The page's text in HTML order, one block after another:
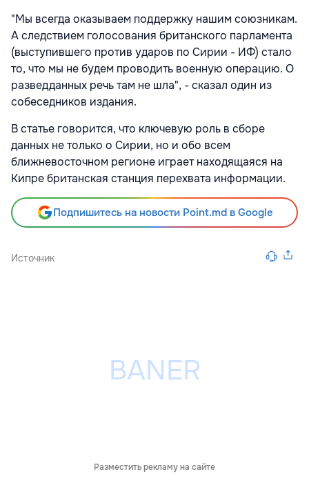
"Мы всегда оказываем поддержку нашим союзникам.
А следствием голосования британского парламента
(выступившего против ударов по Сирии - ИФ) стало
то, что мы не будем проводить военную операцию. О
разведданных речь там не шла", - сказал один из
собеседников издания.
В статье говорится, что ключевую роль в сборе
данных не только о Сирии, но и обо всем
ближневосточном регионе играет находящаяся на
Кипре британская станция перехвата информации.
Подпишитесь на новости Point.md в Google
Источник
Разместить рекламу на сайте